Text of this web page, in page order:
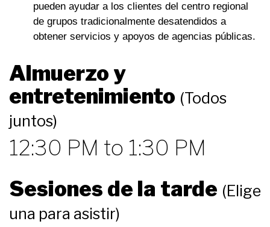
pueden ayudar a los clientes del centro regional
de grupos tradicionalmente desatendidos a
obtener servicios y apoyos de agencias públicas.
Almuerzo y
entretenimiento (Todos
juntos)
12:30 PM to 1:30 PM
Sesiones de la tarde (Elige
una para asistir)